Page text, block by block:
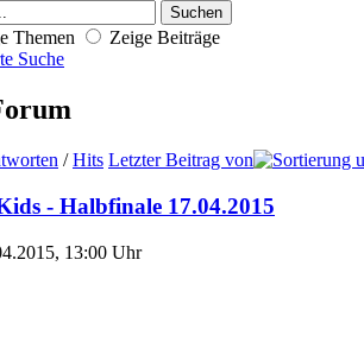
Themen
Zeige Beiträge
Suche
/Hits Letzter Beitrag von
- Halbfinale 17.04.2015
13:00 Uhr